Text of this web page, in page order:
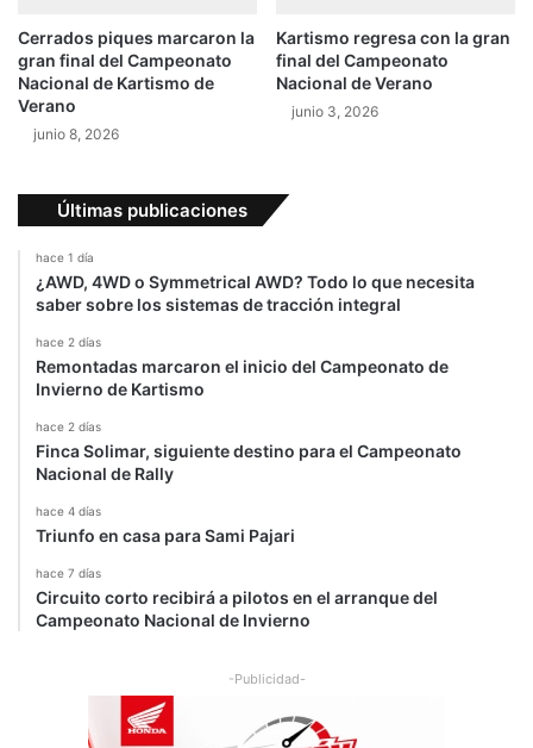
Cerrados piques marcaron la
gran final del Campeonato
Nacional de Kartismo de
Verano
junio 8, 2026
Kartismo regresa con la gran
final del Campeonato
Nacional de Verano
junio 3, 2026
Últimas publicaciones
hace 1 día
¿AWD, 4WD o Symmetrical AWD? Todo lo que necesita
saber sobre los sistemas de tracción integral
hace 2 días
Remontadas marcaron el inicio del Campeonato de
Invierno de Kartismo
hace 2 días
Finca Solimar, siguiente destino para el Campeonato
Nacional de Rally
hace 4 días
Triunfo en casa para Sami Pajari
hace 7 días
Circuito corto recibirá a pilotos en el arranque del
Campeonato Nacional de Invierno
-Publicidad-